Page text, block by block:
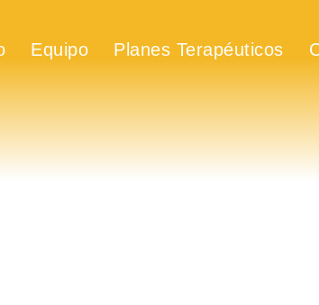
Equipo Planes Terapéuticos